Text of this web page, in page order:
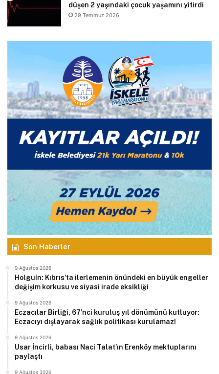
düşen 2 yaşındaki çocuk yaşamını yitirdi
29 Temmuz 2026
Son Haberler
9 Ağustos 2026
Holguín: Kıbrıs’ta ilerlemenin önündeki en büyük engeller
değişim korkusu ve siyasi irade eksikliği
9 Ağustos 2026
Eczacılar Birliği, 67’nci kuruluş yıl dönümünü kutluyor:
Eczacıyı dışlayarak sağlık politikası kurulamaz!
9 Ağustos 2026
Usar İncirli, babası Naci Talat’ın Erenköy mektuplarını
paylaştı
9 Ağustos 2026